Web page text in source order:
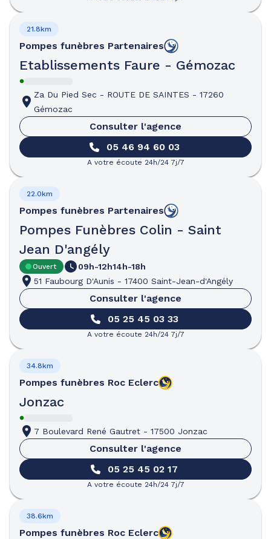
Pompes funèbres Partenaires
Etablissements Faure - Gémozac
21.8km
Za Du Pied Sec - ROUTE DE SAINTES - 17260
Gémozac
Consulter l'agence
05 46 94 60 03
A votre écoute 24h/24 7j/7
Pompes funèbres Partenaires
Pompes Funèbres Colin - Saint
Jean D'angély
22.0km
Ouvert 09h-12h14h-18h
51 Faubourg D'Aunis - 17400 Saint-Jean-d'Angély
Consulter l'agence
05 25 45 03 33
A votre écoute 24h/24 7j/7
Pompes funèbres Roc Eclerc
Jonzac
34.8km
7 Boulevard René Gautret - 17500 Jonzac
Consulter l'agence
05 25 45 02 17
A votre écoute 24h/24 7j/7
Pompes funèbres Roc Eclerc
38.6km